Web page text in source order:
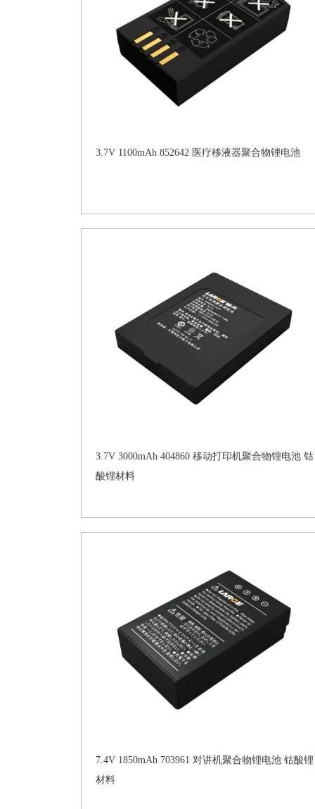
3.7V 1100mAh 852642 医疗移液器聚合物锂电池
3.7V 3000mAh 404860 移动打印机聚合物锂电池 钴
酸锂材料
7.4V 1850mAh 703961 对讲机聚合物锂电池 钴酸锂
材料